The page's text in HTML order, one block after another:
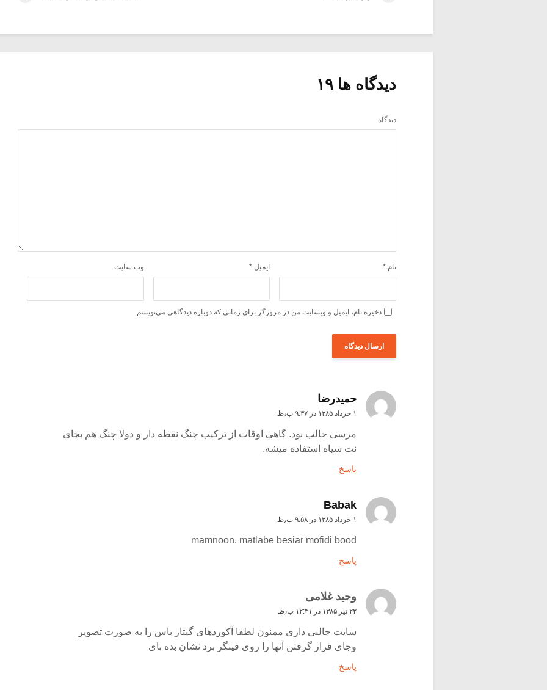
دیدگاه ها ۱۹
دیدگاه
نام * ایمیل * وب‌ سایت
ذخیره نام، ایمیل و وبسایت من در مرورگر برای زمانی که دوباره دیدگاهی می‌نویسم.
حمیدرضا
۱ خرداد ۱۳۸۵ در ۹:۳۷ ب٫ظ
مرسی جالب بود. گاهی اوقات از ترکیب چنگ نقطه دار و دولا چنگ هم بجای
نت سیاه استفاده میشه.
پاسخ
Babak
۱ خرداد ۱۳۸۵ در ۹:۵۸ ب٫ظ
mamnoon. matlabe besiar mofidi bood
پاسخ
وحید غلامی
۲۲ تیر ۱۳۸۵ در ۱۲:۴۱ ب٫ظ
سایت جالبی داری ممنون لطفا آکوردهای گیتار باس را به صورت تصویر
وجای قرار گرفتن آنها را روی فینگر برد نشان بده بای
پاسخ